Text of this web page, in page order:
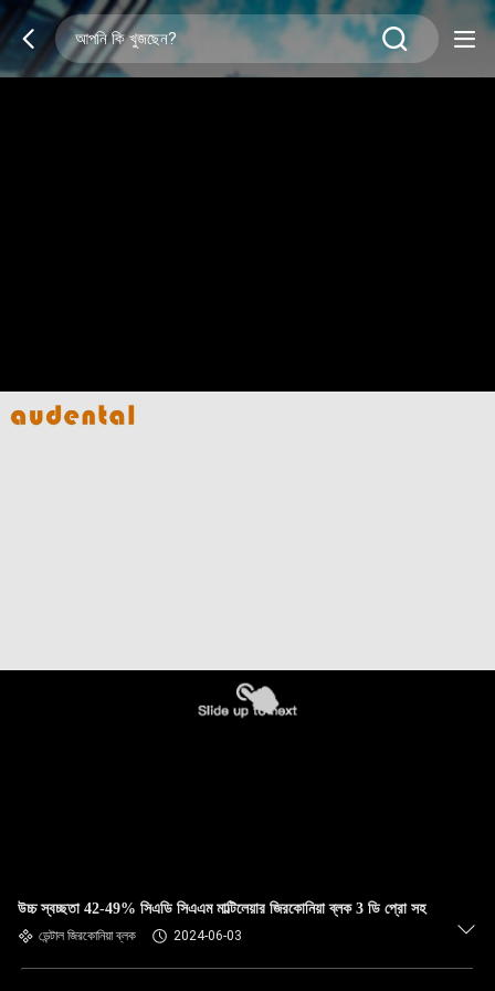
উচ্চ স্বচ্ছতা 42-49% সিএডি সিএএম মাল্টিলেয়ার জিরকোনিয়া ব্লক 3 ডি প্রো সহ
ডেন্টাল জিরকোনিয়া ব্লক 2024-06-03